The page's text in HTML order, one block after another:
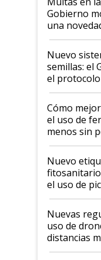
Gobierno
una
Nuevo
semillas: el
el protocolo
propiedad
Cómo
el uso de
menos sin
fina
Nuevo
el uso de
palabras
indicaciones
Nuevas
uso de
distancias